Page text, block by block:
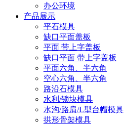
办公环境
产品展示
平石模具
缺口平面盖板
平面 带上字盖板
缺口平面 带上字盖板
平面六角、半六角
空心六角、半六角
路沿石模具
水利/锁块模具
水沟/路肩/L型台帽模具
拱形骨架模具